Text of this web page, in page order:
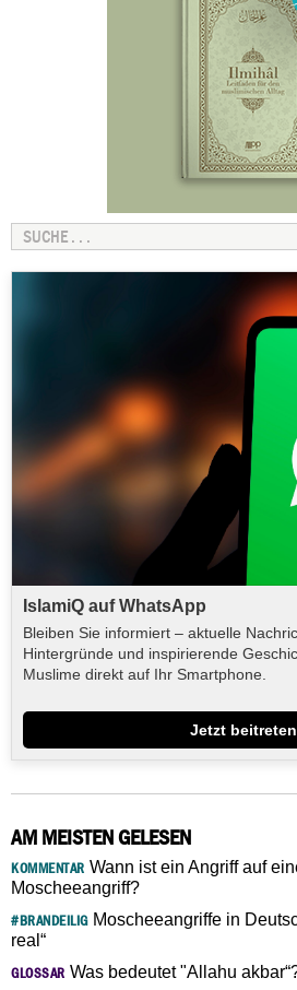
IslamiQ auf WhatsApp
Bleiben Sie informiert – aktuelle
Hintergründe und inspirierende
Muslime direkt auf Ihr Smartphone.
Jetzt
AM MEISTEN GELESEN
KOMMENTAR Wann ist ein Angriff auf
Moscheeangriff?
#BRANDEILIGMoscheeangriffe in
real“
GLOSSAR Was bedeutet "Allahu